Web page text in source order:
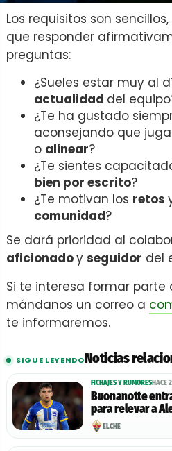
Los requisitos son
que responder
preguntas:
¿Sueles estar muy al
actualidad del
¿Te ha gustado
aconsejando que
o alinear?
¿Te sientes
bien por escrito?
¿Te motivan los retos
comunidad?
Se dará prioridad al
aficionadoy seguidor del
Si te interesa formar parte
mándanos un correo a
te informaremos.
SIGUE LEYENDONoticias
FICHAJES Y RUMORESHACE
Buonanotte
para relevar a
ELCHE